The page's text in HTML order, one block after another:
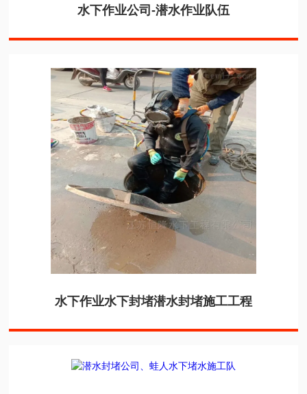
水下作业公司-潜水作业队伍
水下作业水下封堵潜水封堵施工工程